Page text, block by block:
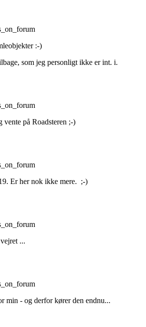
:-)
som jeg personligt ikke er int. i.
på Roadsteren ;-)
Er her nok ikke mere. ;-)
...
min - og derfor kører den endnu...